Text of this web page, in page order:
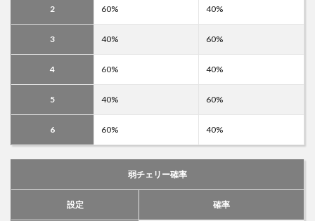
2 60% 40%
3 40% 60%
4 60% 40%
5 40% 60%
6 60% 40%
弱チェリー確率
設定 確率